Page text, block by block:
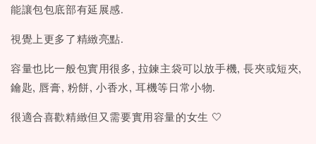
能讓包包底部有延展感.
視覺上更多了精緻亮點.
容量也比一般包實用很多, 拉鍊主袋可以放手機, 長夾或短夾,
鑰匙, 唇膏, 粉餅, 小香水, 耳機等日常小物.
很適合喜歡精緻但又需要實用容量的女生 🤍